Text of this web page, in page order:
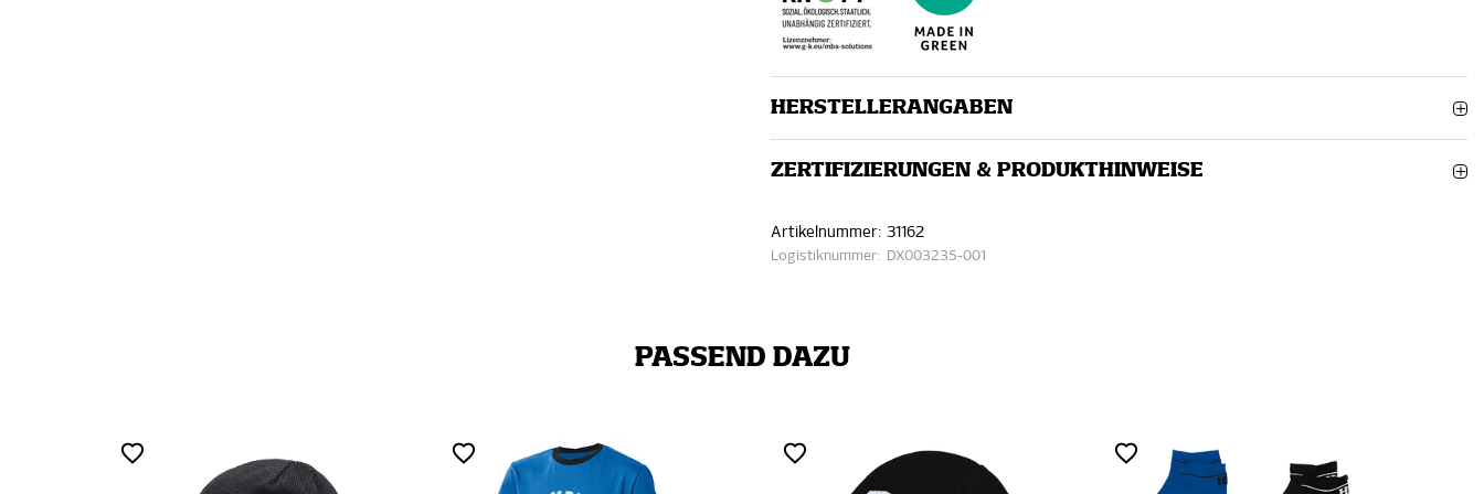
HERSTELLERANGABEN
ZERTIFIZIERUNGEN & PRODUKTHINWEISE
Artikelnummer: 31162
Logistiknummer: DX003235-001
PASSEND DAZU